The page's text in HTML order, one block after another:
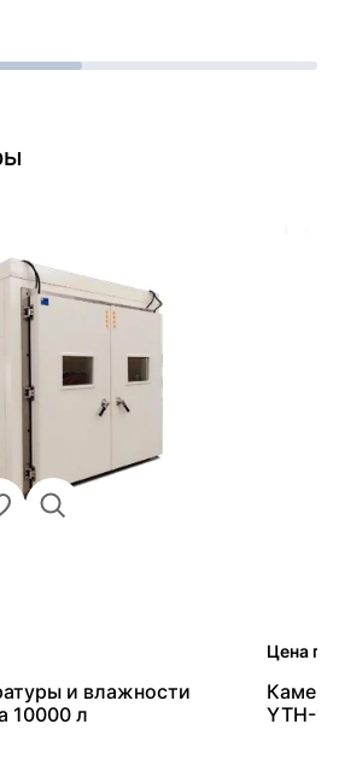
и влажности
10000 л
Цена по
YTH-